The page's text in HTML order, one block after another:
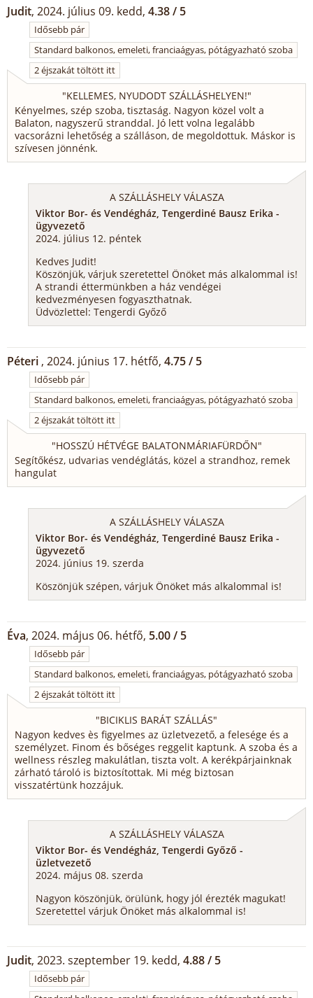
Judit, 2024. július 09. kedd, 4.38 / 5
Idősebb pár
Standard balkonos, emeleti, franciaágyas, pótágyazható szoba
2 éjszakát töltött itt
"KELLEMES, NYUDODT SZÁLLÁSHELYEN!"
Kényelmes, szép szoba, tisztaság. Nagyon közel volt a
Balaton, nagyszerű stranddal. Jó lett volna legalább
vacsorázni lehetőség a szálláson, de megoldottuk. Máskor is
szívesen jönnénk.
A SZÁLLÁSHELY VÁLASZA
Viktor Bor- és Vendégház, Tengerdiné Bausz Erika -
ügyvezető
2024. július 12. péntek
Kedves Judit!
Köszönjük, várjuk szeretettel Önöket más alkalommal is!
A strandi éttermünkben a ház vendégei
kedvezményesen fogyaszthatnak.
Üdvözlettel: Tengerdi Győző
Péteri , 2024. június 17. hétfő, 4.75 / 5
Idősebb pár
Standard balkonos, emeleti, franciaágyas, pótágyazható szoba
2 éjszakát töltött itt
"HOSSZÚ HÉTVÉGE BALATONMÁRIAFÜRDŐN"
Segítőkész, udvarias vendéglátás, közel a strandhoz, remek
hangulat
A SZÁLLÁSHELY VÁLASZA
Viktor Bor- és Vendégház, Tengerdiné Bausz Erika -
ügyvezető
2024. június 19. szerda
Köszönjük szépen, várjuk Önöket más alkalommal is!
Éva, 2024. május 06. hétfő, 5.00 / 5
Idősebb pár
Standard balkonos, emeleti, franciaágyas, pótágyazható szoba
2 éjszakát töltött itt
"BICIKLIS BARÁT SZÁLLÁS"
Nagyon kedves ès figyelmes az üzletvezető, a felesége és a
személyzet. Finom és bőséges reggelit kaptunk. A szoba és a
wellness részleg makulátlan, tiszta volt. A kerékpárjainknak
zárható tároló is biztosítottak. Mi még biztosan
visszatértünk hozzájuk.
A SZÁLLÁSHELY VÁLASZA
Viktor Bor- és Vendégház, Tengerdi Győző -
üzletvezető
2024. május 08. szerda
Nagyon köszönjük, örülünk, hogy jól érezték magukat!
Szeretettel várjuk Önöket más alkalommal is!
Judit, 2023. szeptember 19. kedd, 4.88 / 5
Idősebb pár